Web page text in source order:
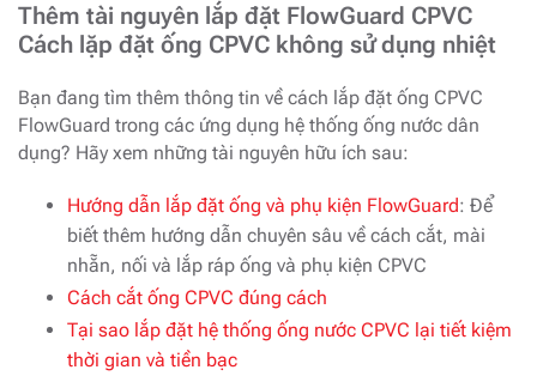
Thêm tài nguyên lắp đặt FlowGuard CPVC
Cách lặp đặt ống CPVC không sử dụng nhiệt
Bạn đang tìm thêm thông tin về cách lắp đặt ống CPVC
FlowGuard trong các ứng dụng hệ thống ống nước dân
dụng? Hãy xem những tài nguyên hữu ích sau:
Hướng dẫn lắp đặt ống và phụ kiện FlowGuard: Để
biết thêm hướng dẫn chuyên sâu về cách cắt, mài
nhẵn, nối và lắp ráp ống và phụ kiện CPVC
Cách cắt ống CPVC đúng cách
Tại sao lắp đặt hệ thống ống nước CPVC lại tiết kiệm
thời gian và tiền bạc